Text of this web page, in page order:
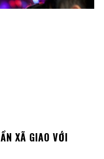
XÃ GIAO VỚI